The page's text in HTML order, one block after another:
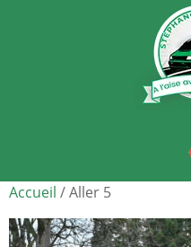
Accueil / Aller 5